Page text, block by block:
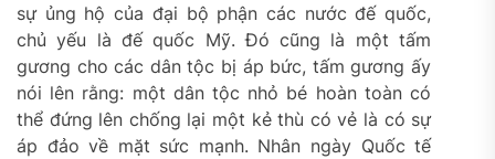
sự ủng hộ của đại bộ phận các nước đế quốc,
chủ yếu là đế quốc Mỹ. Đó cũng là một tấm
gương cho các dân tộc bị áp bức, tấm gương ấy
nói lên rằng: một dân tộc nhỏ bé hoàn toàn có
thể đứng lên chống lại một kẻ thù có vẻ là có sự
áp đảo về mặt sức mạnh. Nhân ngày Quốc tế